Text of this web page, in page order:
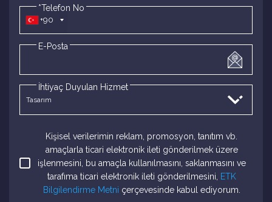
+90
*Telefon No
E-Posta
İhtiyaç Duyulan Hizmet
Kişisel verilerimin reklam, promosyon, tanıtım vb.
amaçlarla ticari elektronik ileti gönderilmek üzere
işlenmesini, bu amaçla kullanılmasını, saklanmasını ve
tarafıma ticari elektronik ileti gönderilmesini, ETK
Bilgilendirme Metni çerçevesinde kabul ediyorum.